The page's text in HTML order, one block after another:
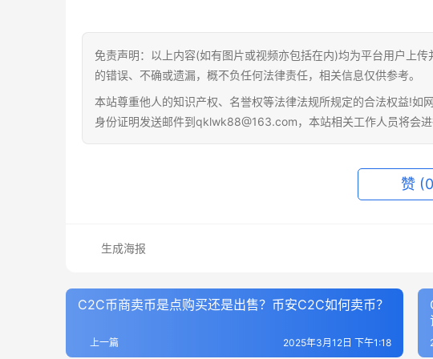
免责声明：以上内容(如有图片或视频亦包括在内)均为平台用户上
的错误、不确或遗漏，概不负任何法律责任，相关信息仅供参考。
本站尊重他人的知识产权、名誉权等法律法规所规定的合法权益!如
身份证明发送邮件到qklwk88@163.com，本站相关工作人员将会
赞
生成海报
C2C币商卖币是点购买还是出售？币安C2C如何卖币？
上一篇 2025年3月12日 下午1:18